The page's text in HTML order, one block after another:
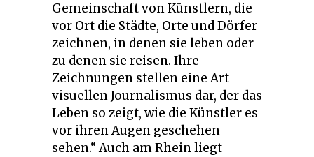
Gemeinschaft von Künstlern, die
vor Ort die Städte, Orte und Dörfer
zeichnen, in denen sie leben oder
zu denen sie reisen. Ihre
Zeichnungen stellen eine Art
visuellen Journalismus dar, der das
Leben so zeigt, wie die Künstler es
vor ihren Augen geschehen
sehen.“ Auch am Rhein liegt